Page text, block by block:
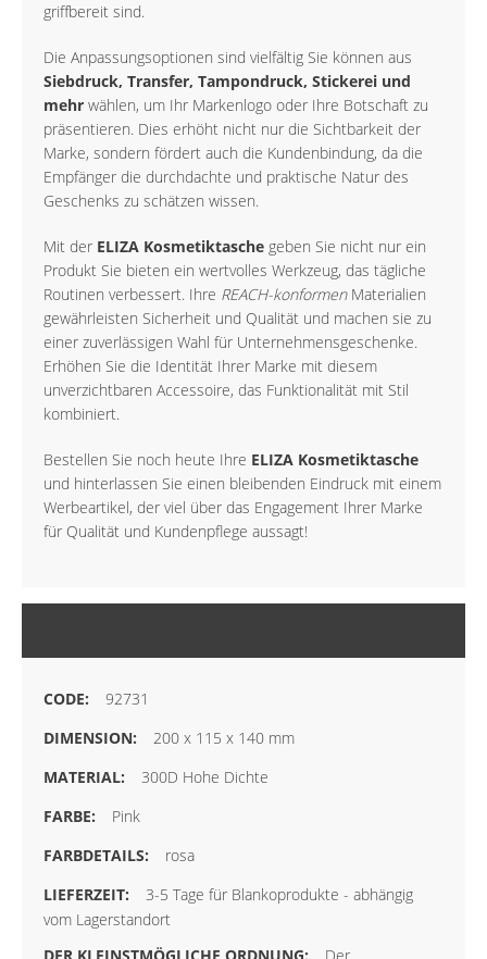
griffbereit sind.
Die Anpassungsoptionen sind vielfältig Sie können aus
Siebdruck, Transfer, Tampondruck, Stickerei und
mehr wählen, um Ihr Markenlogo oder Ihre Botschaft zu
präsentieren. Dies erhöht nicht nur die Sichtbarkeit der
Marke, sondern fördert auch die Kundenbindung, da die
Empfänger die durchdachte und praktische Natur des
Geschenks zu schätzen wissen.
Mit der ELIZA Kosmetiktasche geben Sie nicht nur ein
Produkt Sie bieten ein wertvolles Werkzeug, das tägliche
Routinen verbessert. Ihre REACH-konformenMaterialien
gewährleisten Sicherheit und Qualität und machen sie zu
einer zuverlässigen Wahl für Unternehmensgeschenke.
Erhöhen Sie die Identität Ihrer Marke mit diesem
unverzichtbaren Accessoire, das Funktionalität mit Stil
kombiniert.
Bestellen Sie noch heute Ihre ELIZA Kosmetiktasche
und hinterlassen Sie einen bleibenden Eindruck mit einem
Werbeartikel, der viel über das Engagement Ihrer Marke
für Qualität und Kundenpflege aussagt!
92731
200 x 115 x 140 mm
300D Hohe Dichte
Pink
rosa
3-5 Tage für Blankoprodukte - abhängig
vom Lagerstandort